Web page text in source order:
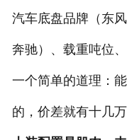
汽车底盘品牌（东
奔驰）、载重吨位
一个简单的道理：
的，价差就有十几万